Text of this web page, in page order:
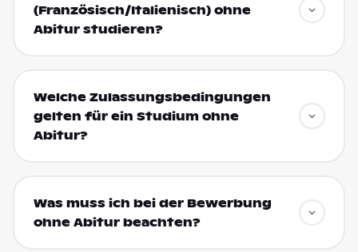
(Französisch/Italienisch) ohne
Abitur studieren?
Welche Zulassungsbedingungen
gelten für ein Studium ohne
Abitur?
Was muss ich bei der Bewerbung
ohne Abitur beachten?